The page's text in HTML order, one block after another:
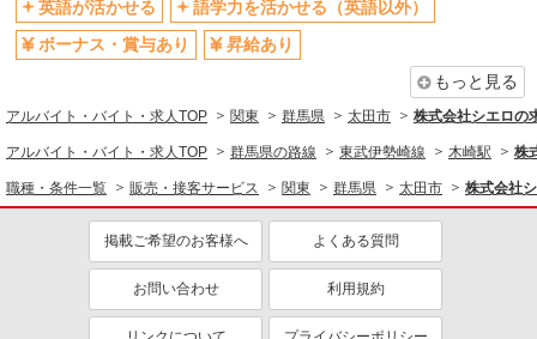
同じ特徴から求人を探す
ミドル（40代～）活躍中
英語が活かせる
ボーナス・賞与あり
日払い
車通勤OK
交通費支給
社会保険あり
社員登用あり
英語が活かせる
語学力を活かせる（英語以外）
ボーナス・賞与あり
昇給あり
もっと見る
アルバイト・バイト・求人TOP 関東 群馬県 太田市 株式会社シエロの
アルバイト・バイト・求人TOP 群馬県の路線 東武伊勢崎線 木崎駅 株
職種・条件一覧 販売・接客サービス 関東 群馬県 太田市 株式会社
掲載ご希望のお客様へ よくある質問
お問い合わせ 利用規約